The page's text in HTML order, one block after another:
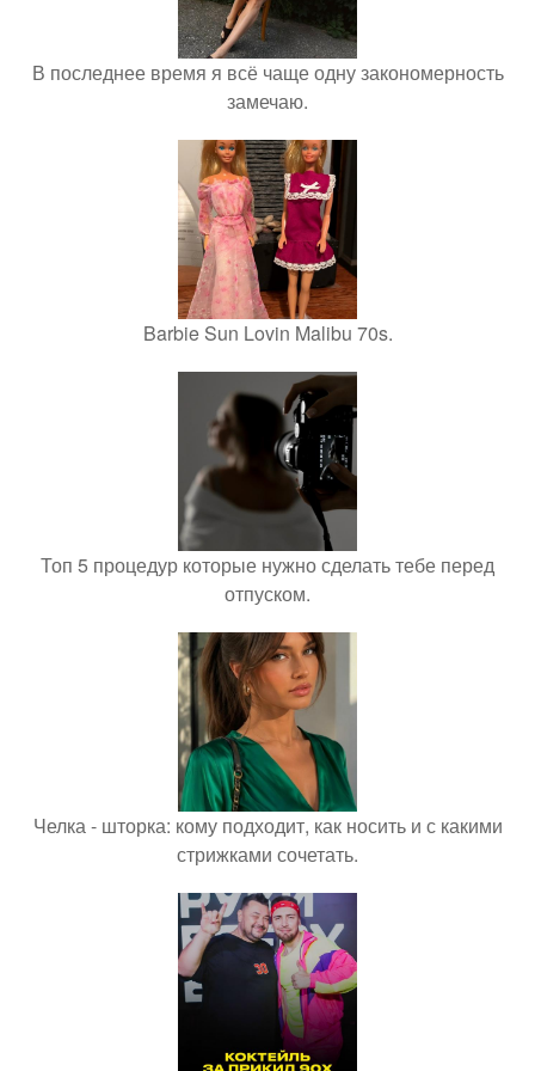
В последнее время я всё чаще одну закономерность
замечаю.
Barbie Sun Lovin Malibu 70s.
Топ 5 процедур которые нужно сделать тебе перед
отпуском.
Челка - шторка: кому подходит, как носить и с какими
стрижками сочетать.